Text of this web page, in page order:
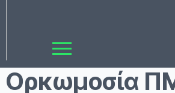
Ορκωμοσία